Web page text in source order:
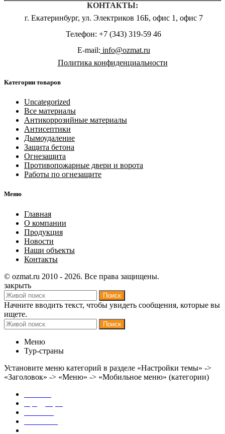
КОНТАКТЫ:
г. Екатеринбург, ул. Электриков 16Б, офис 1, офис 7
Телефон: +7 (343) 319-59 46
E-mail: info@ozmat.ru
Политика конфиденциальности
Категории товаров
Uncategorized
Все материалы
Антикоррозийные материалы
Антисептики
Дымоудаление
Защита бетона
Огнезащита
Противопожарные двери и ворота
Работы по огнезащите
Меню
Главная
О компании
Продукция
Новости
Наши объекты
Контакты
© ozmat.ru 2010 - 2026. Все права защищены.
закрыть
Поиск
Начните вводить текст, чтобы увидеть сообщения, которые вы
ищете.
Поиск
Меню
Тур-страны
Установите меню категорий в разделе «Настройки темы» ->
«Заголовок» -> «Меню» -> «Мобильное меню» (категории)